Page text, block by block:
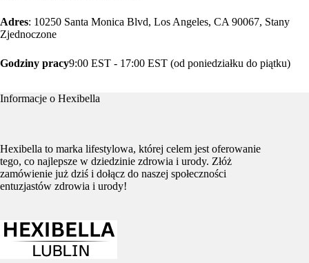
Adres: 10250 Santa Monica Blvd, Los Angeles, CA 90067, Stany
Zjednoczone
Godziny pracy9:00 EST - 17:00 EST (od poniedziałku do piątku)
Informacje o Hexibella
Hexibella to marka lifestylowa, której celem jest oferowanie
tego, co najlepsze w dziedzinie zdrowia i urody. Złóż
zamówienie już dziś i dołącz do naszej społeczności
entuzjastów zdrowia i urody!